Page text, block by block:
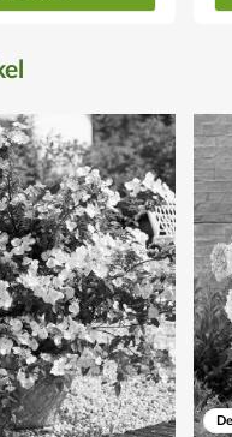
Rot bis Rosa mit blauem